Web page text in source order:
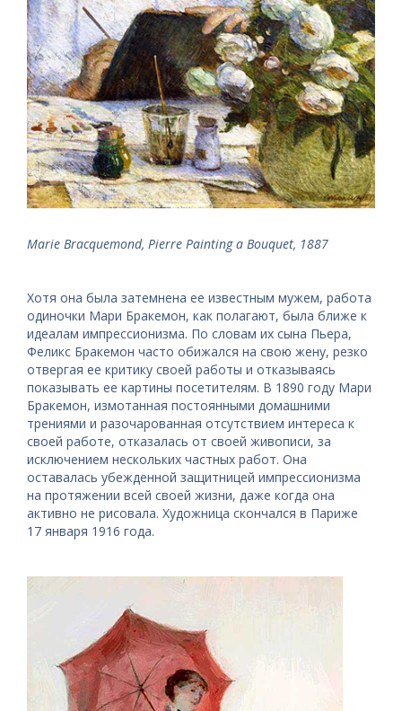
Marie Bracquemond, Pierre Painting a Bouquet, 1887
Хотя она была затемнена ее известным мужем, работа
одиночки Мари Бракемон, как полагают, была ближе к
идеалам импрессионизма. По словам их сына Пьера,
Феликс Бракемон часто обижался на свою жену, резко
отвергая ее критику своей работы и отказываясь
показывать ее картины посетителям. В 1890 году Мари
Бракемон, измотанная постоянными домашними
трениями и разочарованная отсутствием интереса к
своей работе, отказалась от своей живописи, за
исключением нескольких частных работ. Она
оставалась убежденной защитницей импрессионизма
на протяжении всей своей жизни, даже когда она
активно не рисовала. Художница скончался в Париже
17 января 1916 года.